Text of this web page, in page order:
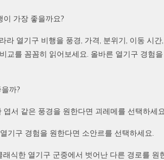
이 가장 좋을까요?
라 열기구 비행을 풍경, 가격, 분위기, 이동 시
교를 꼼꼼히 읽어보세요. 올바른 열기구 경험
까?
서 같은 풍경을 원한다면 괴레메를 선택하세요.
기구 경험을 원한다면 소안르를 선택하세요.
식한 열기구 군중에서 벗어난 다른 경로를 원